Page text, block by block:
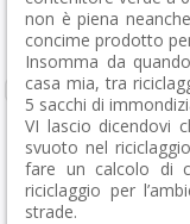
non è piena
concime prodotto
Insomma da
casa mia, tra
5 sacchi di
VI lascio dicendovi
svuoto nel
fare un calcolo di
riciclaggio per
strade.